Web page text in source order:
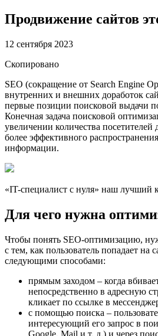
Продвижение сайтов
12 сентября 2023
Скопировано
SEO (сокращение от Search Engine
внутренних и внешних доработок
первые позиции поисковой выдачи
Конечная задача поисковой
увеличении количества
более эффективного
информации.
«IT-специалист с нуля» наш лучший
Для чего нужна
Чтобы понять SEO-оптимизацию,
с тем, как пользователь попадает на
следующими способами:
прямым заходом – когда
непосредственно в адресную
кликает по ссылке в
с помощью поиска –
интересующий его запрос в
Google, Mail и т. д.) и через